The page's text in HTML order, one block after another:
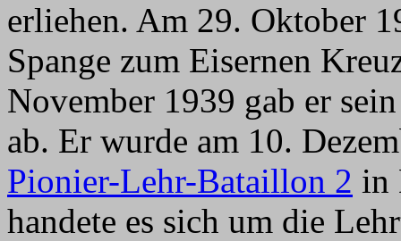
erliehen. Am 29. Oktober
Spange zum Eisernen
November 1939 gab er
ab. Er wurde am 10.
Pionier-Lehr-Bataillon 2 in
handete es sich um die